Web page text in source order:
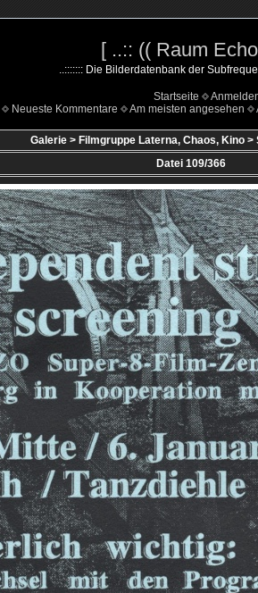
[ ..:: (( Raum
..::::::: Die Bilderdatenbank der
Startseite
Neueste Kommentare Am meisten angesehen
Galerie > Filmgruppe Laterna, Chaos, Kino >
Datei 109/366